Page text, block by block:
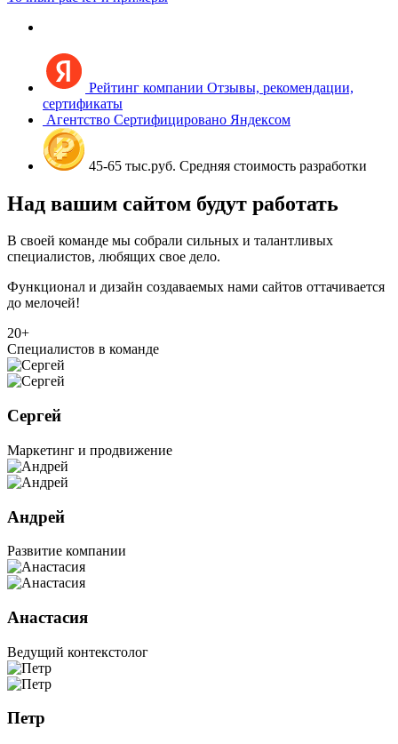
Рейтинг компании Отзывы, рекомендации,
сертификаты
Агентство Сертифицировано Яндексом
45-65 тыс.руб. Средняя стоимость разработки
Над вашим сайтом будут работать
В своей команде мы собрали сильных и талантливых
специалистов, любящих свое дело.
Функционал и дизайн создаваемых нами сайтов оттачивается
до мелочей!
20+
Специалистов в команде
Сергей
Маркетинг и продвижение
Андрей
Развитие компании
Анастасия
Ведущий контекстолог
Петр